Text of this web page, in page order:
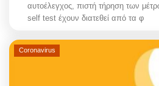
αυτοέλεγχος, πιστή τήρηση των
self test έχουν διατεθεί από τα φ
Coronavirus